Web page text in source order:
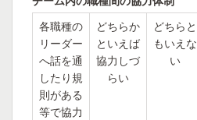
各職種の
リーダー
へ話を通
したり規
則がある
等で協力
どちらか
といえば
協力しづ
らい
どちらと
もいえな
い